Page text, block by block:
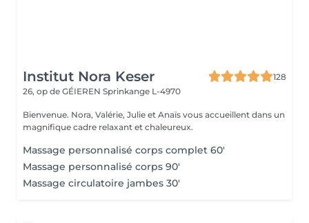
Institut Nora Keser
128
26, op de GÉIEREN Sprinkange L-4970
Bienvenue. Nora, Valérie, Julie et Anaïs vous accueillent dans un
magnifique cadre relaxant et chaleureux.
Massage personnalisé corps complet 60'
Massage personnalisé corps 90'
Massage circulatoire jambes 30'